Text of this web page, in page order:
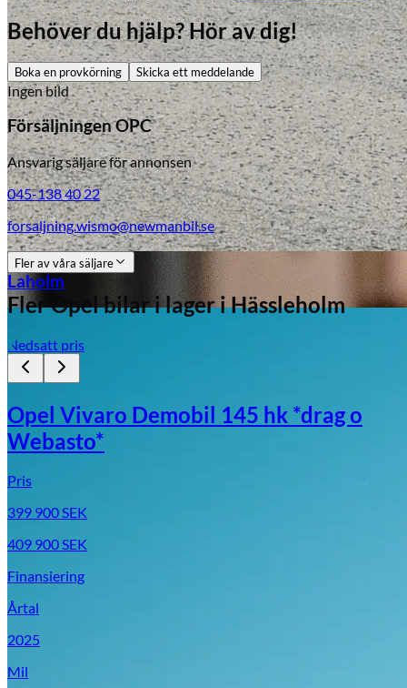
Laholm
Behöver du hjälp? Hör av dig!
Boka en provkörning Skicka ett meddelande
Ingen bild
Försäljningen OPC
Ansvarig säljare för annonsen
045-138 40 22
forsaljning.wismo@newmanbil.se
Fler av våra säljare
FlerOpelbilar i lageri Hässleholm
Nedsatt pris
Opel Vivaro Demobil 145 hk *drag o
Webasto*
Pris
399 900SEK
409 900SEK
Finansiering
Årtal
2025
Mil